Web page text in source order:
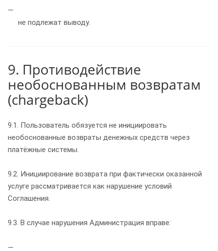
не подлежат выводу.
9. Противодействие
необоснованным возвратам
(chargeback)
9.1. Пользователь обязуется не инициировать
необоснованные возвраты денежных средств через
платёжные системы.
9.2. Инициирование возврата при фактически оказанной
услуге рассматривается как нарушение условий
Соглашения.
9.3. В случае нарушения Администрация вправе: